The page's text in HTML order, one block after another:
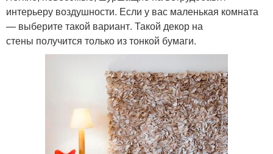
интерьеру воздушности. Если у вас маленькая комната
— выберите такой вариант. Такой декор на
стены получится только из тонкой бумаги.